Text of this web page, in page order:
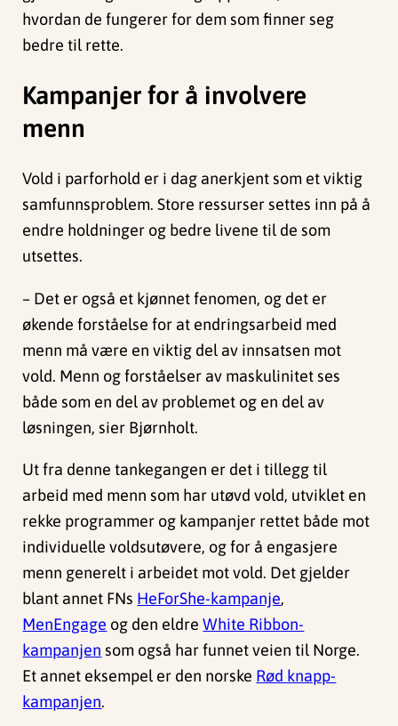
hvordan de fungerer for dem som finner seg
bedre til rette.
Kampanjer for å involvere
menn
Vold i parforhold er i dag anerkjent som et viktig
samfunnsproblem. Store ressurser settes inn på å
endre holdninger og bedre livene til de som
utsettes.
– Det er også et kjønnet fenomen, og det er
økende forståelse for at endringsarbeid med
menn må være en viktig del av innsatsen mot
vold. Menn og forståelser av maskulinitet ses
både som en del av problemet og en del av
løsningen, sier Bjørnholt.
Ut fra denne tankegangen er det i tillegg til
arbeid med menn som har utøvd vold, utviklet en
rekke programmer og kampanjer rettet både mot
individuelle voldsutøvere, og for å engasjere
menn generelt i arbeidet mot vold. Det gjelder
blant annet FNs HeForShe-kampanje,
MenEngage og den eldreWhite Ribbon-
kampanjen som også har funnet veien til Norge.
Et annet eksempel er den norske Rød knapp-
kampanjen.